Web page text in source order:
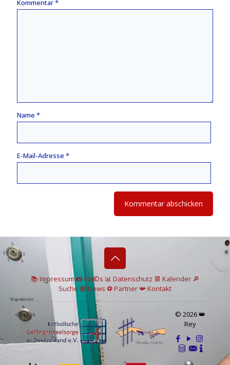
Kommentar*
Name *
E-Mail-Adresse *
📚 Impressum📸Fot©s 📊 Datenschutz 📆 Kalender 🔎
Suche 📘 News ⚽Partner📯Kontakt
© 2026 👑
Rey